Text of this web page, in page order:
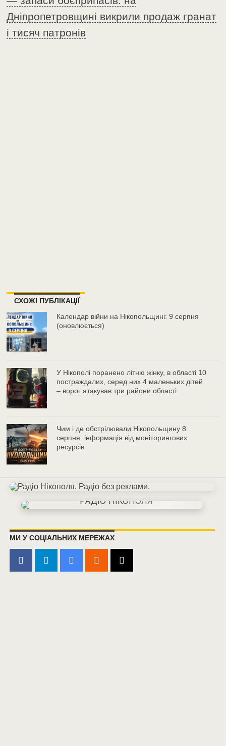
Дніпропетровщині викрили продаж гранат
і тисяч патронів
СХОЖІ ПУБЛІКАЦІЇ
Календар війни на Нікопольщині: 9 серпня
(оновлюється)
У Нікополі поранено літню жінку, в області 10
постраждалих, серед них 4 маленьких дітей
– ворог атакував три райони області
Чим і де обстрілювали Нікопольщину 8
серпня: інформація від моніторингових
ресурсів
МИ У СОЦІАЛЬНИХ МЕРЕЖАХ